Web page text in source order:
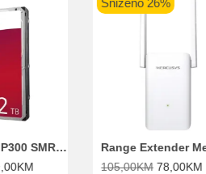
HDD Toshiba P300 SMR 3.5″ 2TB SATA III
KM
Sniženo 26%
105,00KM 78,00KM